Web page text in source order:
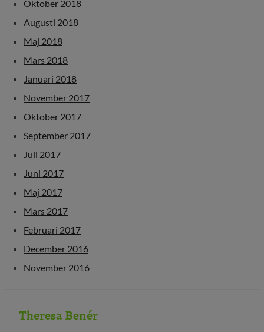
Oktober 2018
Augusti 2018
Maj 2018
Mars 2018
Januari 2018
November 2017
Oktober 2017
September 2017
Juli 2017
Juni 2017
Maj 2017
Mars 2017
Februari 2017
December 2016
November 2016
Theresa Benér